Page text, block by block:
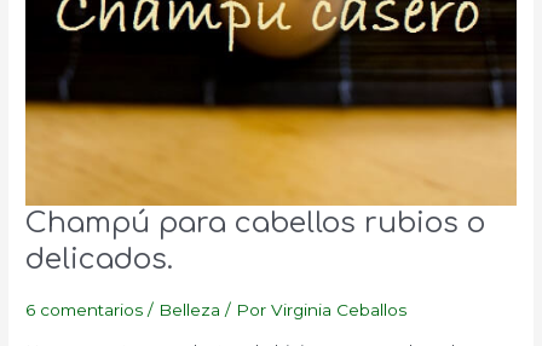
Champú para cabellos rubios o
delicados.
6 comentarios / Belleza / PorVirginia Ceballos